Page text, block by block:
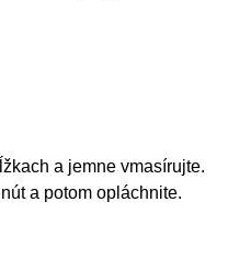
a jemne vmasírujte.
a potom opláchnite.